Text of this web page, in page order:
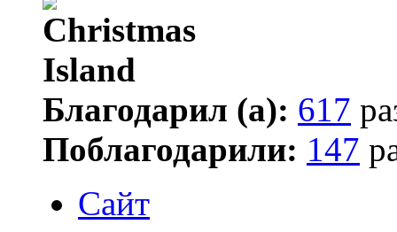
Благодарил (а): 617
Поблагодарили: 147
Сайт